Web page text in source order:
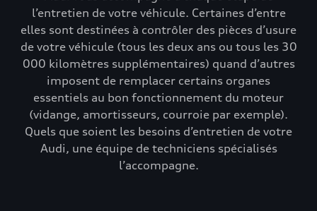
l’entretien de votre véhicule. Certaines d’entre
elles sont destinées à contrôler des pièces d’usure
de votre véhicule (tous les deux ans ou tous les 30
000 kilomètres supplémentaires) quand d’autres
imposent de remplacer certains organes
essentiels au bon fonctionnement du moteur
(vidange, amortisseurs, courroie par exemple).
Quels que soient les besoins d’entretien de votre
Audi, une équipe de techniciens spécialisés
l’accompagne.